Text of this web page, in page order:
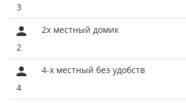
3
2
2х местный домик
4
4-х местный без удобств